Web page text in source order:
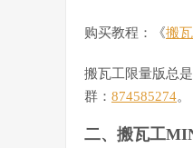
购买教程：《搬
搬瓦工限量版总
群： 874585274。
二、搬瓦工